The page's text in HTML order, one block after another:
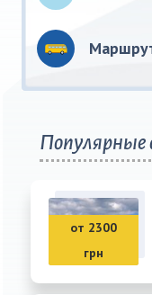
Популярные
от 2300
грн